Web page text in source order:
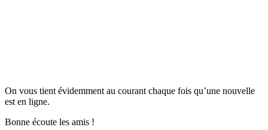
On vous tient évidemment au courant chaque fois qu’une nouvelle
est en ligne.
Bonne écoute les amis !